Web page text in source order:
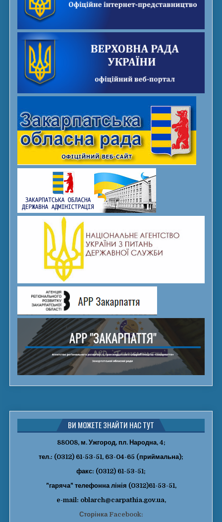
ВИ МОЖЕТЕ ЗНАЙТИ НАС ТУТ
88008, м. Ужгород, пл. Народна, 4;
тел.: (0312) 61-53-51, 63-04-65 (приймальна);
факс: (0312) 61-53-51;
"гаряча" телефонна лінія (0312)61-53-51,
e-mail: oblarch@carpathia.gov.ua,
Сторінка Facebook: